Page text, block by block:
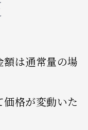
は通常量の場
格が変動いた